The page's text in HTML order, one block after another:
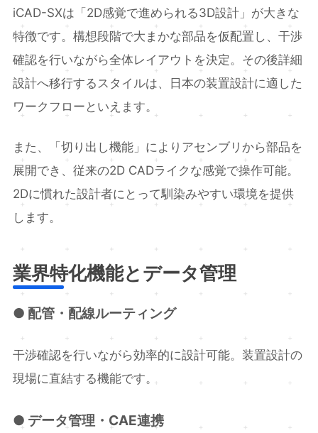
iCAD-SXは「2D感覚で進められる3D設計」が大きな
特徴です。構想段階で大まかな部品を仮配置し、干渉
確認を行いながら全体レイアウトを決定。その後詳細
設計へ移行するスタイルは、日本の装置設計に適した
ワークフローといえます。
また、「切り出し機能」によりアセンブリから部品を
展開でき、従来の2D CADライクな感覚で操作可能。
2Dに慣れた設計者にとって馴染みやすい環境を提供
します。
業界特化機能とデータ管理
● 配管・配線ルーティング
干渉確認を行いながら効率的に設計可能。装置設計の
現場に直結する機能です。
● データ管理・CAE連携